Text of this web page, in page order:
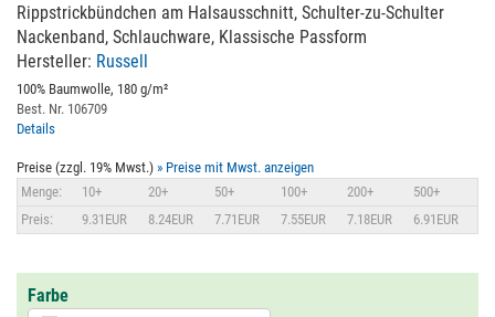
Rippstrickbündchen am Halsausschnitt, Schulter-zu-Schulter
Nackenband, Schlauchware, Klassische Passform
Hersteller: Russell
100% Baumwolle, 180 g/m²
Best. Nr. 106709
Details
Preise (zzgl. 19% Mwst.) » Preise mit Mwst. anzeigen
Menge:
10+ 20+ 50+ 100+ 200+
500+
Preis:
9.31EUR 8.24EUR 7.71EUR 7.55EUR 7.18EUR 6.91EUR
Farbe